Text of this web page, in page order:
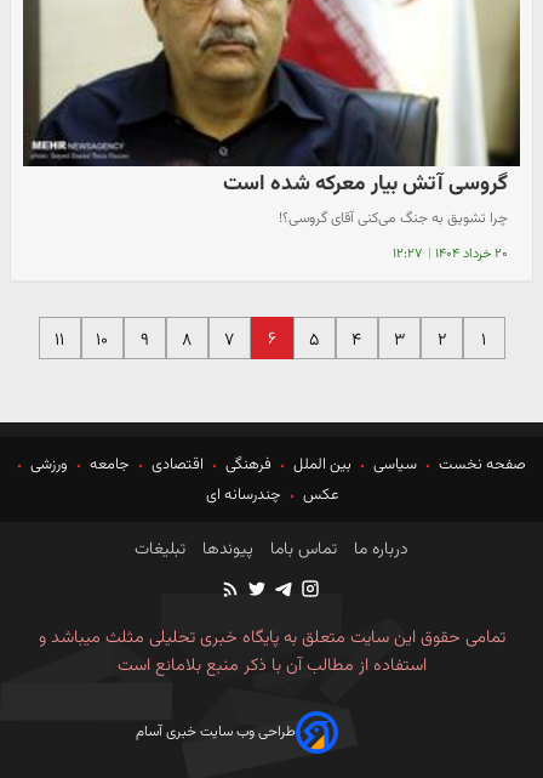
گروسی آتش بیار معرکه شده است
چرا تشویق به جنگ می‌کنی آقای گروسی؟!
۲۰ خرداد ۱۴۰۴ | ۱۲:۲۷
۱ ۲ ۳ ۴ ۵ ۶ ۷ ۸ ۹ ۱۰ ۱۱
صفحه نخست سیاسی بین الملل فرهنگی اقتصادی جامعه
ورزشی
عکس
چندرسانه ای
درباره ما تماس باما پیوندها تبلیغات
تمامی حقوق این سایت متعلق به پایگاه خبری تحلیلی مثلث میباشد و
استفاده از مطالب آن با ذکر منبع بلامانع است
طراحی وب سایت خبری آسام